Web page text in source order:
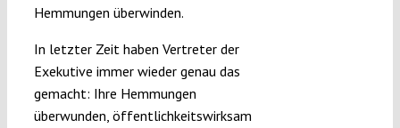
Hemmungen überwinden.
In letzter Zeit haben Vertreter der
Exekutive immer wieder genau das
gemacht: Ihre Hemmungen
überwunden, öffentlichkeitswirksam